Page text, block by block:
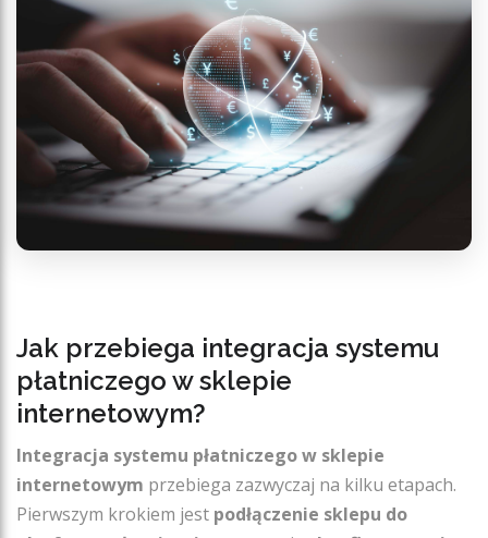
Jak przebiega integracja systemu
płatniczego w sklepie
internetowym?
Integracja systemu płatniczego w sklepie
internetowym przebiega zazwyczaj na kilku etapach.
Pierwszym krokiem jest podłączenie sklepu do